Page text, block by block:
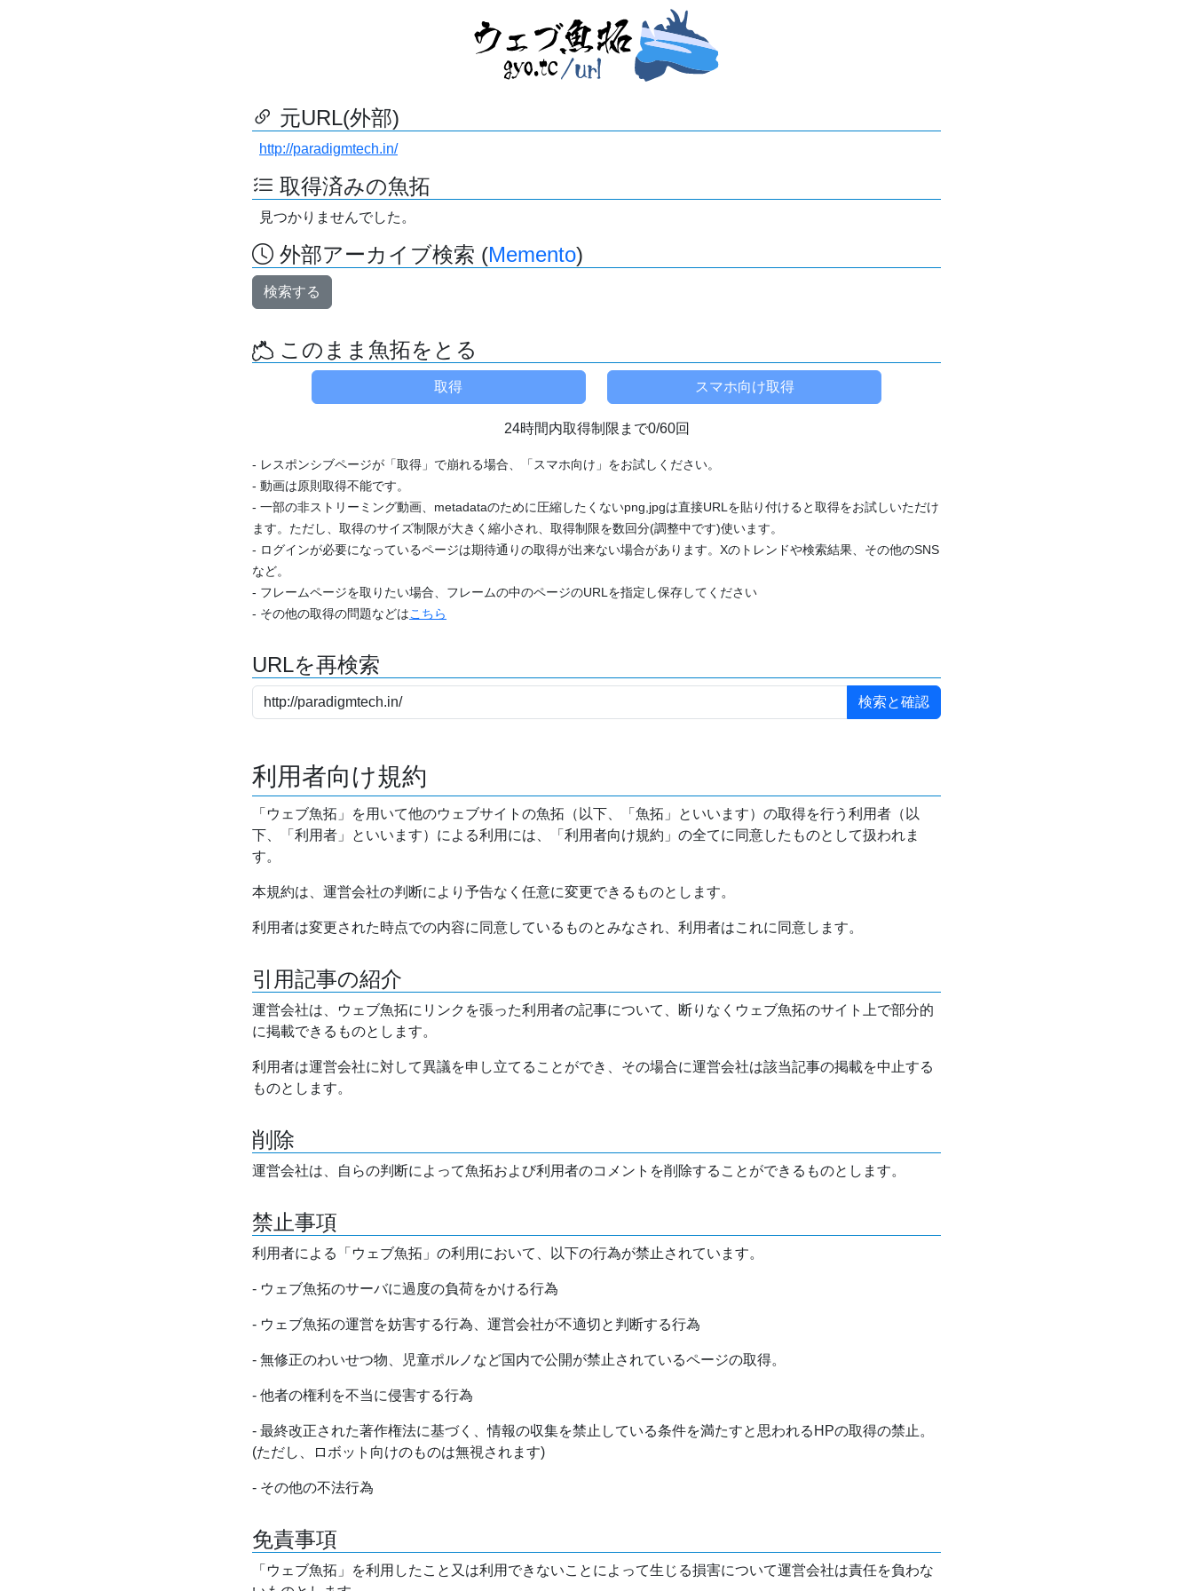
元URL(外部)
http://paradigmtech.in/
取得済みの魚拓
見つかりませんでした。
外部アーカイブ検索 (Memento)
検索する
このまま魚拓をとる
24時間内取得制限まで0/60回
- レスポンシブページが「取得」で崩れる場合、「スマホ向け」をお試しください。
- 動画は原則取得不能です。
- 一部の非ストリーミング動画、metadataのために圧縮したくないpng,jpgは直接URLを貼り付けると取得をお試しいただけ
ます。ただし、取得のサイズ制限が大きく縮小され、取得制限を数回分(調整中です)使います。
- ログインが必要になっているページは期待通りの取得が出来ない場合があります。Xのトレンドや検索結果、その他のSNS
など。
- フレームページを取りたい場合、フレームの中のページのURLを指定し保存してください
- その他の取得の問題などはこちら
URLを再検索
利用者向け規約
「ウェブ魚拓」を用いて他のウェブサイトの魚拓（以下、「魚拓」といいます）の取得を行う利用者（以
下、「利用者」といいます）による利用には、「利用者向け規約」の全てに同意したものとして扱われま
す。
本規約は、運営会社の判断により予告なく任意に変更できるものとします。
利用者は変更された時点での内容に同意しているものとみなされ、利用者はこれに同意します。
引用記事の紹介
運営会社は、ウェブ魚拓にリンクを張った利用者の記事について、断りなくウェブ魚拓のサイト上で部分的
に掲載できるものとします。
利用者は運営会社に対して異議を申し立てることができ、その場合に運営会社は該当記事の掲載を中止する
ものとします。
削除
運営会社は、自らの判断によって魚拓および利用者のコメントを削除することができるものとします。
禁止事項
利用者による「ウェブ魚拓」の利用において、以下の行為が禁止されています。
- ウェブ魚拓のサーバに過度の負荷をかける行為
- ウェブ魚拓の運営を妨害する行為、運営会社が不適切と判断する行為
- 無修正のわいせつ物、児童ポルノなど国内で公開が禁止されているページの取得。
- 他者の権利を不当に侵害する行為
- 最終改正された著作権法に基づく、情報の収集を禁止している条件を満たすと思われるHPの取得の禁止。
(ただし、ロボット向けのものは無視されます)
- その他の不法行為
免責事項
「ウェブ魚拓」を利用したこと又は利用できないことによって生じる損害について運営会社は責任を負わな